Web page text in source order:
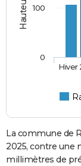
Hiver
0
100
La commune de
2025, contre une
millimètres de